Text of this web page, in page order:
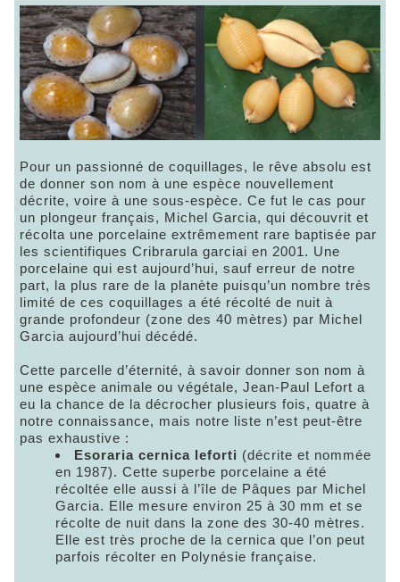
Pour un passionné de coquillages, le rêve absolu est
de donner son nom à une espèce nouvellement
décrite, voire à une sous-espèce. Ce fut le cas pour
un plongeur français, Michel Garcia, qui découvrit et
récolta une porcelaine extrêmement rare baptisée par
les scientifiques Cribrarula garciai en 2001. Une
porcelaine qui est aujourd’hui, sauf erreur de notre
part, la plus rare de la planète puisqu’un nombre très
limité de ces coquillages a été récolté de nuit à
grande profondeur (zone des 40 mètres) par Michel
Garcia aujourd’hui décédé.
Cette parcelle d’éternité, à savoir donner son nom à
une espèce animale ou végétale, Jean-Paul Lefort a
eu la chance de la décrocher plusieurs fois, quatre à
notre connaissance, mais notre liste n’est peut-être
pas exhaustive :
Esoraria cernica leforti (décrite et nommée
en 1987). Cette superbe porcelaine a été
récoltée elle aussi à l’île de Pâques par Michel
Garcia. Elle mesure environ 25 à 30 mm et se
récolte de nuit dans la zone des 30-40 mètres.
Elle est très proche de la cernica que l’on peut
parfois récolter en Polynésie française.